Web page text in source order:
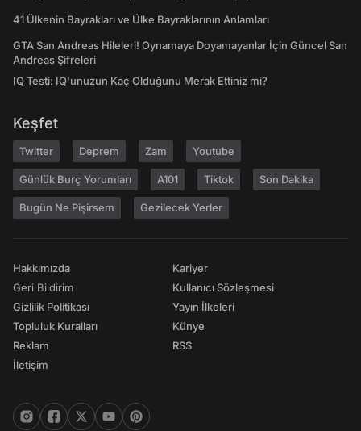
41 Ülkenin Bayrakları ve Ülke Bayraklarının Anlamları
GTA San Andreas Hileleri! Oynamaya Doyamayanlar İçin Güncel San
Andreas Şifreleri
IQ Testi: IQ'unuzun Kaç Olduğunu Merak Ettiniz mi?
Keşfet
Twitter Deprem Zam Youtube
Günlük Burç Yorumları A101 Tiktok Son Dakika
Bugün Ne Pişirsem Gezilecek Yerler
Hakkımızda
Geri Bildirim
Gizlilik Politikası
Topluluk Kuralları
Reklam
İletişim
Kariyer
Kullanıcı Sözleşmesi
Yayın İlkeleri
Künye
RSS